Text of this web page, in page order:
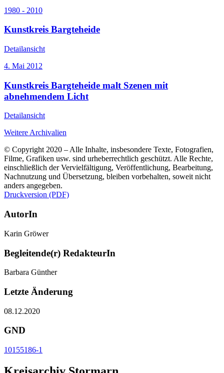
1980 - 2010
Kunstkreis Bargteheide
Detailansicht
4. Mai 2012
Kunstkreis Bargteheide malt Szenen mit
abnehmendem Licht
Detailansicht
Weitere Archivalien
© Copyright 2020 – Alle Inhalte, insbesondere Texte, Fotografien,
Filme, Grafiken usw. sind urheberrechtlich geschützt. Alle Rechte,
einschließlich der Vervielfältigung, Veröffentlichung, Bearbeitung,
Nachnutzung und Übersetzung, bleiben vorbehalten, soweit nicht
anders angegeben.
Druckversion (PDF)
AutorIn
Karin Gröwer
Begleitende(r) RedakteurIn
Barbara Günther
Letzte Änderung
08.12.2020
GND
10155186-1